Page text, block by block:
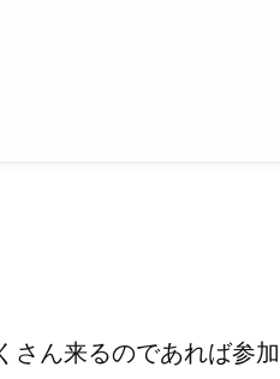
ん来るのであれば参加